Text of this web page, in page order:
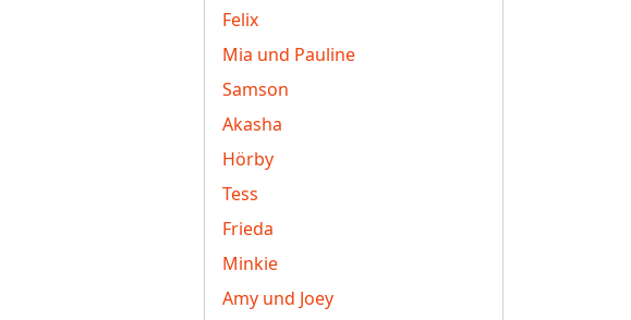
Felix
Mia und Pauline
Samson
Akasha
Hörby
Tess
Frieda
Minkie
Amy und Joey